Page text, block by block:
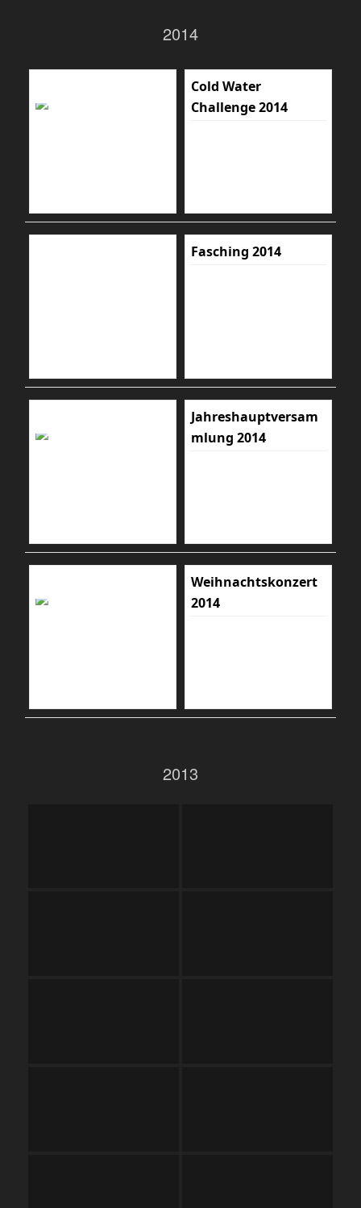
2014
Cold Water
Challenge 2014
Fasching 2014
Jahreshauptversam
mlung 2014
Weihnachtskonzert
2014
2013